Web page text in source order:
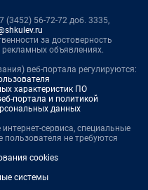
(3452) 56-72-72 доб. 3335,
за достоверность
объявлениях.
веб-портала регулируются:
характеристик ПО
портала и политикой
данных
сервиса, специальные
пользователя не требуются
cookies
системы